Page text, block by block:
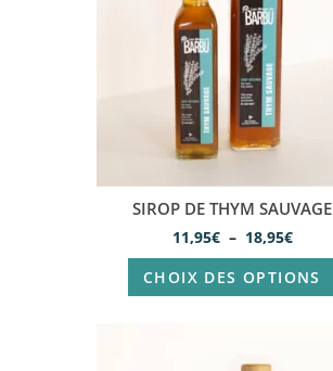
SIROP DE THYM SAUVAGE
11,95€ – 18,95€
CHOIX DES OPTIONS